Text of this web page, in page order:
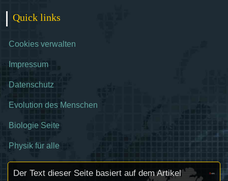
Quick links
Cookies verwalten
Impressum
Datenschutz
Evolution des Menschen
Biologie Seite
Physik für alle
Der Text dieser Seite basiert auf dem Artikel